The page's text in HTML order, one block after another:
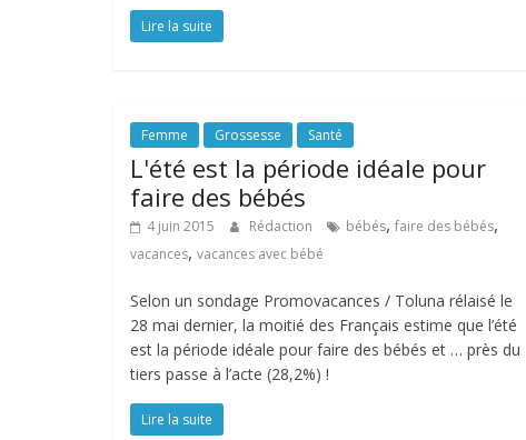
Lire la suite
Femme Grossesse Santé
L'été est la période idéale pour
faire des bébés
4 juin 2015 Rédaction bébés, faire des bébés,
vacances, vacances avec bébé
Selon un sondage Promovacances / Toluna rélaisé le
28 mai dernier, la moitié des Français estime que l’été
est la période idéale pour faire des bébés et … près du
tiers passe à l’acte (28,2%) !
Lire la suite